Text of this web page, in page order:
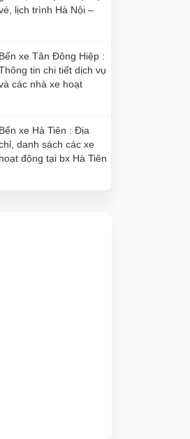
lịch trình Hà Nội –
Bến xe Tân Đông Hiệp :
tin chi tiết dịch vụ
các nhà xe hoạt
Bến xe Hà Tiên : Địa
danh sách các xe
hoạt động tại bx Hà Tiên